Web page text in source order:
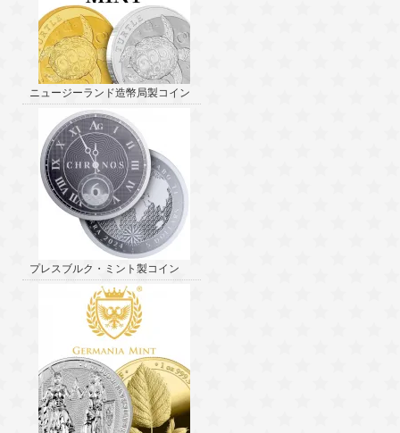
ニュージーランド造幣局製コイン
プレスブルク・ミント製コイン